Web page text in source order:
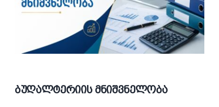
ᲑᲣᲦᲐᲚᲢᲔᲠᲘᲘᲡ ᲛᲜᲘᲨᲕᲜᲔᲚᲝᲑᲐ